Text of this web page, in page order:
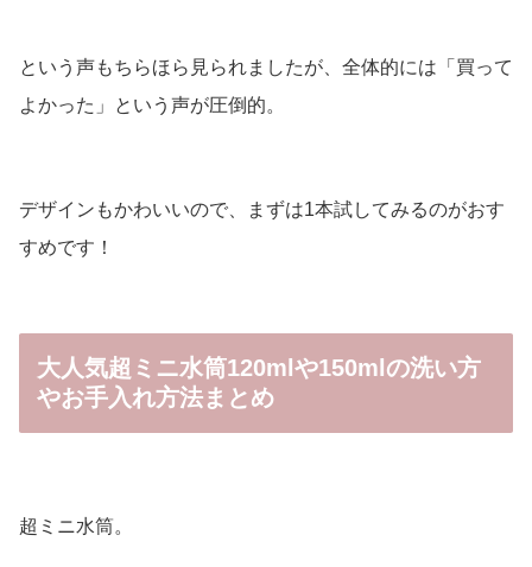
という声もちらほら見られましたが、全体的には「買って
よかった」という声が圧倒的。
デザインもかわいいので、まずは1本試してみるのがおす
すめです！
大人気超ミニ水筒120mlや150mlの洗い方
やお手入れ方法まとめ
超ミニ水筒。